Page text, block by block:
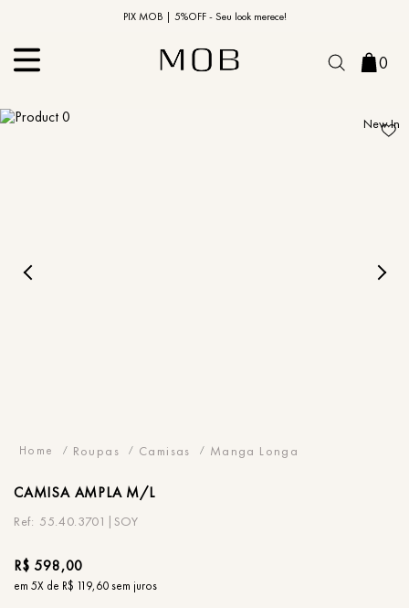
PIX MOB | 5%OFF - Seu look merece!
10% OFF na primeira compra | Cupom: BEMVINDO10*
0
New In
Roupas Camisas Manga Longa
CAMISA AMPLA M/L
55.40.3701|SOY
R$ 598,00
em 5X de R$ 119,60sem juros